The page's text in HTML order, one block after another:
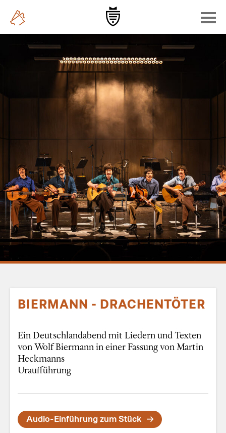
BIERMANN - DRACHENTÖTER
Ein Deutschlandabend mit Liedern und Texten
von Wolf Biermann in einer Fassung von Martin
Heckmanns
Uraufführung
Audio-Einführung zum Stück